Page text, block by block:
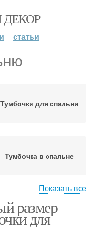
ДЕКОР
статьи
Тумбочки для спальни
Тумбочка в спальне
Показать все
размер
для